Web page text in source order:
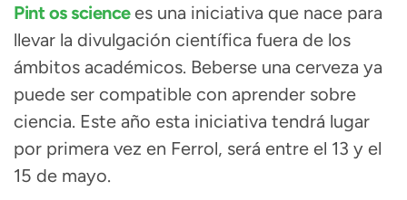
Pint os sciencees una iniciativa que nace para
llevar la divulgación científica fuera de los
ámbitos académicos. Beberse una cerveza ya
puede ser compatible con aprender sobre
ciencia. Este año esta iniciativa tendrá lugar
por primera vez en Ferrol, será entre el 13 y el
15 de mayo.